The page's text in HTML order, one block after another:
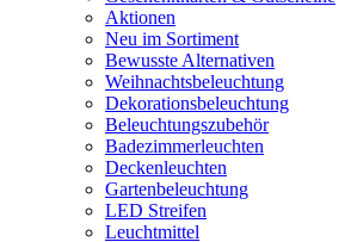
Aktionen
Neu im Sortiment
Bewusste Alternativen
Weihnachtsbeleuchtung
Dekorationsbeleuchtung
Beleuchtungszubehör
Badezimmerleuchten
Deckenleuchten
Gartenbeleuchtung
LED Streifen
Leuchtmittel